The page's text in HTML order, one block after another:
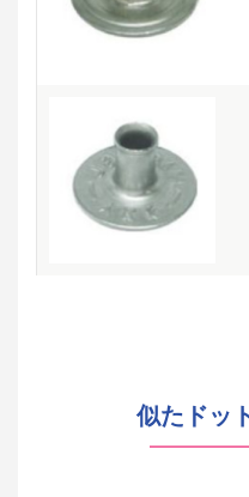
似たドッ